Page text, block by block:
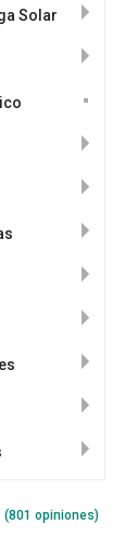
Solar
(801 opiniones)